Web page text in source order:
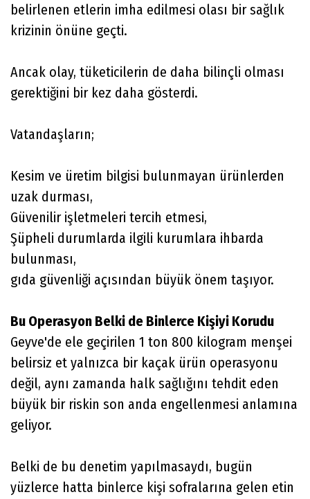
belirlenen etlerin imha edilmesi olası bir sağlık
krizinin önüne geçti.
Ancak olay, tüketicilerin de daha bilinçli olması
gerektiğini bir kez daha gösterdi.
Vatandaşların;
Kesim ve üretim bilgisi bulunmayan ürünlerden
uzak durması,
Güvenilir işletmeleri tercih etmesi,
Şüpheli durumlarda ilgili kurumlara ihbarda
bulunması,
gıda güvenliği açısından büyük önem taşıyor.
Bu Operasyon Belki de Binlerce Kişiyi Korudu
Geyve'de ele geçirilen 1 ton 800 kilogram menşei
belirsiz et yalnızca bir kaçak ürün operasyonu
değil, aynı zamanda halk sağlığını tehdit eden
büyük bir riskin son anda engellenmesi anlamına
geliyor.
Belki de bu denetim yapılmasaydı, bugün
yüzlerce hatta binlerce kişi sofralarına gelen etin